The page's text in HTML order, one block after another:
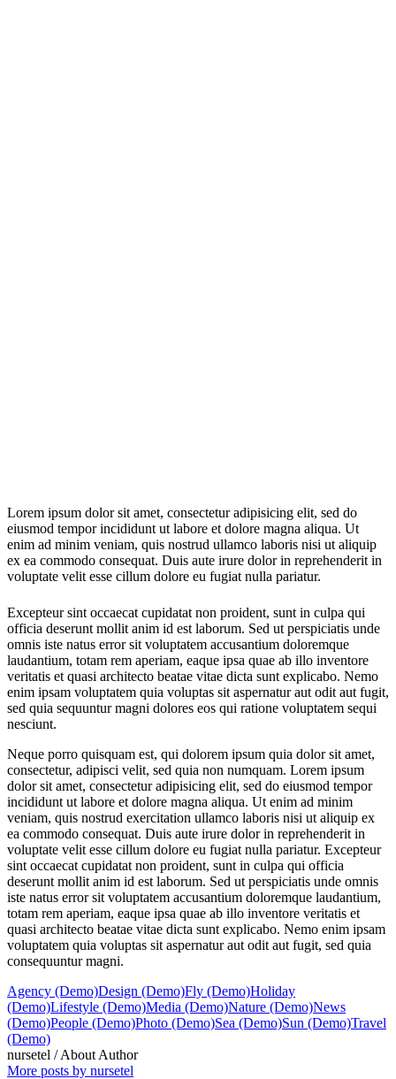
Lorem ipsum dolor sit amet, consectetur adipisicing elit, sed do
eiusmod tempor incididunt ut labore et dolore magna aliqua. Ut
enim ad minim veniam, quis nostrud ullamco laboris nisi ut aliquip
ex ea commodo consequat. Duis aute irure dolor in reprehenderit in
voluptate velit esse cillum dolore eu fugiat nulla pariatur.
Excepteur sint occaecat cupidatat non proident, sunt in culpa qui
officia deserunt mollit anim id est laborum. Sed ut perspiciatis unde
omnis iste natus error sit voluptatem accusantium doloremque
laudantium, totam rem aperiam, eaque ipsa quae ab illo inventore
veritatis et quasi architecto beatae vitae dicta sunt explicabo. Nemo
enim ipsam voluptatem quia voluptas sit aspernatur aut odit aut fugit,
sed quia sequuntur magni dolores eos qui ratione voluptatem sequi
nesciunt.
Neque porro quisquam est, qui dolorem ipsum quia dolor sit amet,
consectetur, adipisci velit, sed quia non numquam. Lorem ipsum
dolor sit amet, consectetur adipisicing elit, sed do eiusmod tempor
incididunt ut labore et dolore magna aliqua. Ut enim ad minim
veniam, quis nostrud exercitation ullamco laboris nisi ut aliquip ex
ea commodo consequat. Duis aute irure dolor in reprehenderit in
voluptate velit esse cillum dolore eu fugiat nulla pariatur. Excepteur
sint occaecat cupidatat non proident, sunt in culpa qui officia
deserunt mollit anim id est laborum. Sed ut perspiciatis unde omnis
iste natus error sit voluptatem accusantium doloremque laudantium,
totam rem aperiam, eaque ipsa quae ab illo inventore veritatis et
quasi architecto beatae vitae dicta sunt explicabo. Nemo enim ipsam
voluptatem quia voluptas sit aspernatur aut odit aut fugit, sed quia
consequuntur magni.
Agency (Demo)Design (Demo)Fly (Demo)Holiday
(Demo)Lifestyle (Demo)Media (Demo)Nature (Demo)News
(Demo)People (Demo)Photo (Demo)Sea (Demo)Sun (Demo)Travel
(Demo)
nursetel / About Author
More posts by nursetel